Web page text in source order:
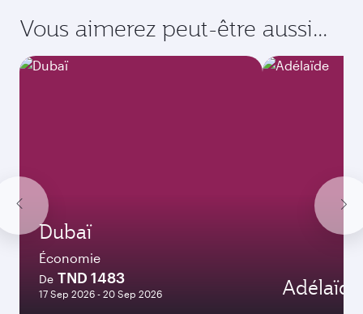
Vous aimerez peut-être aussi...
Dubaï
Économie
De TND 1483
17 Sep 2026 - 20 Sep 2026 Adélaïde